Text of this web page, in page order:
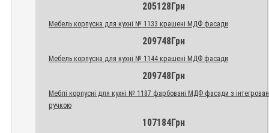
205128Грн
Мебель корпусна для кухні № 1133 крашені МДФ фасади
209748Грн
Мебель корпусна для кухні № 1144 крашені МДФ фасади
209748Грн
Меблі корпусні для кухні № 1187 фарбовані МДФ фасади з
ручкою
107184Грн